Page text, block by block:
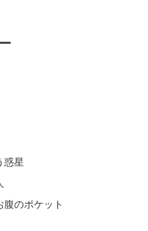
惑星
のポケット